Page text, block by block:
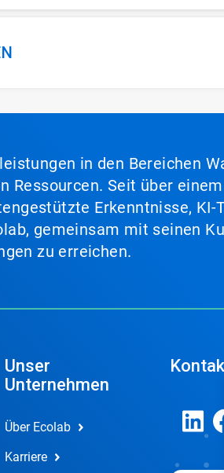
in den Bereichen
Ressourcen. Seit über
Erkenntnisse,
gemeinsam mit seinen
zu erreichen.
Unser
Unternehmen
Über Ecolab
Karriere